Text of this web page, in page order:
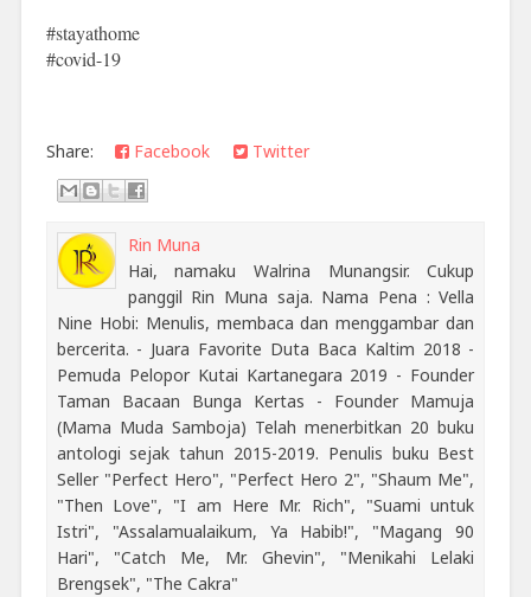
#stayathome
#covid-19
Share: Facebook Twitter
Rin Muna
Hai, namaku Walrina Munangsir. Cukup
panggil Rin Muna saja. Nama Pena : Vella
Nine Hobi: Menulis, membaca dan menggambar dan
bercerita. - Juara Favorite Duta Baca Kaltim 2018 -
Pemuda Pelopor Kutai Kartanegara 2019 - Founder
Taman Bacaan Bunga Kertas - Founder Mamuja
(Mama Muda Samboja) Telah menerbitkan 20 buku
antologi sejak tahun 2015-2019. Penulis buku Best
Seller "Perfect Hero", "Perfect Hero 2", "Shaum Me",
"Then Love", "I am Here Mr. Rich", "Suami untuk
Istri", "Assalamualaikum, Ya Habib!", "Magang 90
Hari", "Catch Me, Mr. Ghevin", "Menikahi Lelaki
Brengsek", "The Cakra"